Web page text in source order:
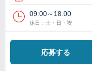
09:00～18:00
休日：土・日・祝
応募する